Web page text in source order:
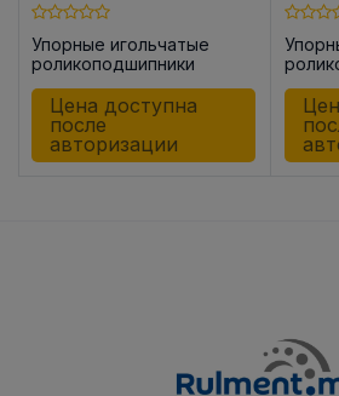
Упорные игольчатые
роликоподшипники
Цена доступна
после
авторизации